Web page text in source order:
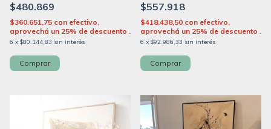
$480.869
6 x $80.144,83 sin interés
$360.651,75 con efectivo,
aprovechá un 25% de descuento .
Comprar
$557.918
6 x $92.986,33 sin interés
$418.438,50 con efectivo,
aprovechá un 25% de descuento .